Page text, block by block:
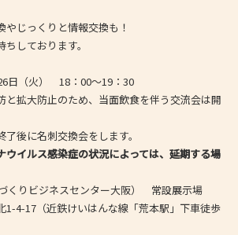
じっくりと情報交換も！
しております。
日（火） 18：00～19：30
止のため、当面飲食を伴う交流会は開
名刺交換会をします。
ウイルス感染症の状況によっては、延期する場
づくりビジネスセンター大阪） 常設展示場
（近鉄けいはんな線「荒本駅」下車徒歩